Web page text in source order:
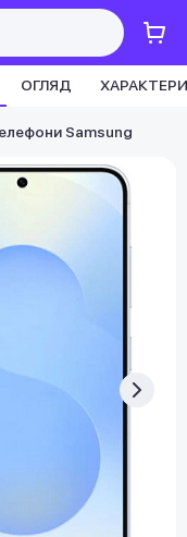
ОГЛЯД
Samsung